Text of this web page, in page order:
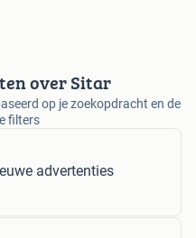
over Sitar
op je zoekopdracht en de
filters
advertenties